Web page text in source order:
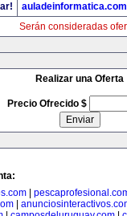
auladeinformatica.com
Serán consideradas
Realizar una Oferta
Precio Ofrecido $
|